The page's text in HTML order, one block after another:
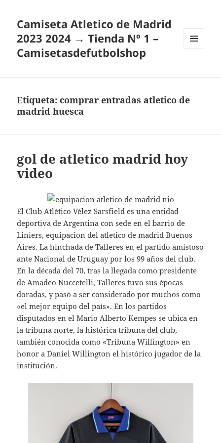
Camiseta Atletico de Madrid
2023 2024 → Tienda Nº 1 –
Camisetasdefutbolshop
Etiqueta:comprar entradas atletico de
madrid huesca
gol de atletico madrid hoy
video
El Club Atlético Vélez Sarsfield es una entidad
deportiva de Argentina con sede en el barrio de
Liniers, equipacion del atletico de madrid Buenos
Aires. La hinchada de Talleres en el partido amistoso
ante Nacional de Uruguay por los 99 años del club.
En la década del 70, tras la llegada como presidente
de Amadeo Nuccetelli, Talleres tuvo sus épocas
doradas, y pasó a ser considerado por muchos como
«el mejor equipo del país». En los partidos
disputados en el Mario Alberto Kempes se ubica en
la tribuna norte, la histórica tribuna del club,
también conocida como «Tribuna Willington» en
honor a Daniel Willington el histórico jugador de la
institución.